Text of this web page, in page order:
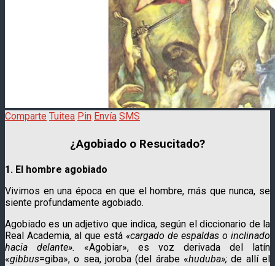
Comparte Tuitea Pin Envía SMS
¿Agobiado o Resucitado?
1. El hombre agobiado
Vivimos en una época en que el hombre, más que nunca, se
siente profundamente agobiado.
Agobiado es un adjetivo que indica, según el diccionario de la
Real Academia, al que está «cargado de espaldas o inclinado
hacia delante». «Agobiar», es voz derivada del latín
«gibbus=giba», o sea, joroba (del árabe «huduba»; de allí el